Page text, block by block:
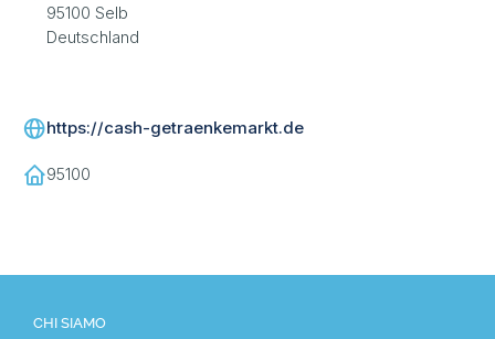
95100 Selb
Deutschland
https://cash-getraenkemarkt.de
95100
CHI SIAMO